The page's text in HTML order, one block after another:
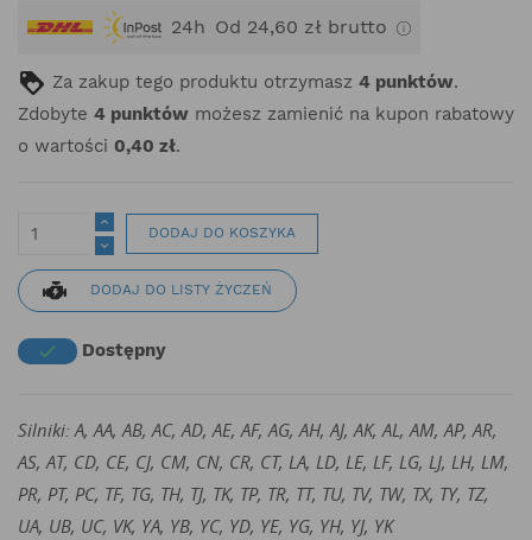
24h Od 24,60 zł brutto
Za zakup tego produktu otrzymasz 4 punktów.
Zdobyte 4 punktów możesz zamienić na kupon rabatowy
o wartości 0,40 zł.
DODAJ DO KOSZYKA
DODAJ DO LISTY ŻYCZEŃ
 Dostępny
Silniki: A, AA, AB, AC, AD, AE, AF, AG, AH, AJ, AK, AL, AM, AP, AR,
AS, AT, CD, CE, CJ, CM, CN, CR, CT, LA, LD, LE, LF, LG, LJ, LH, LM,
PR, PT, PC, TF, TG, TH, TJ, TK, TP, TR, TT, TU, TV, TW, TX, TY, TZ,
UA, UB, UC, VK, YA, YB, YC, YD, YE, YG, YH, YJ, YK